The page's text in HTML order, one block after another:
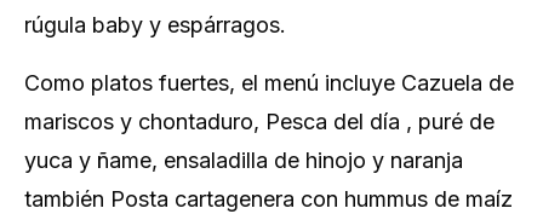
rúgula baby y espárragos.
Como platos fuertes, el menú incluye Cazuela de
mariscos y chontaduro, Pesca del día , puré de
yuca y ñame, ensaladilla de hinojo y naranja
también Posta cartagenera con hummus de maíz